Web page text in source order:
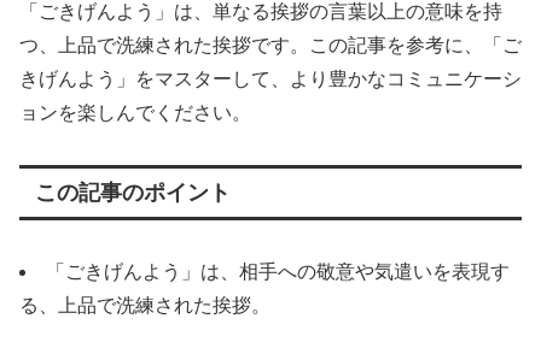
「ごきげんよう」は、単なる挨拶の言葉以上の意味を持
つ、上品で洗練された挨拶です。この記事を参考に、「ご
きげんよう」をマスターして、より豊かなコミュニケーシ
ョンを楽しんでください。
この記事のポイント
「ごきげんよう」は、相手への敬意や気遣いを表現す
る、上品で洗練された挨拶。